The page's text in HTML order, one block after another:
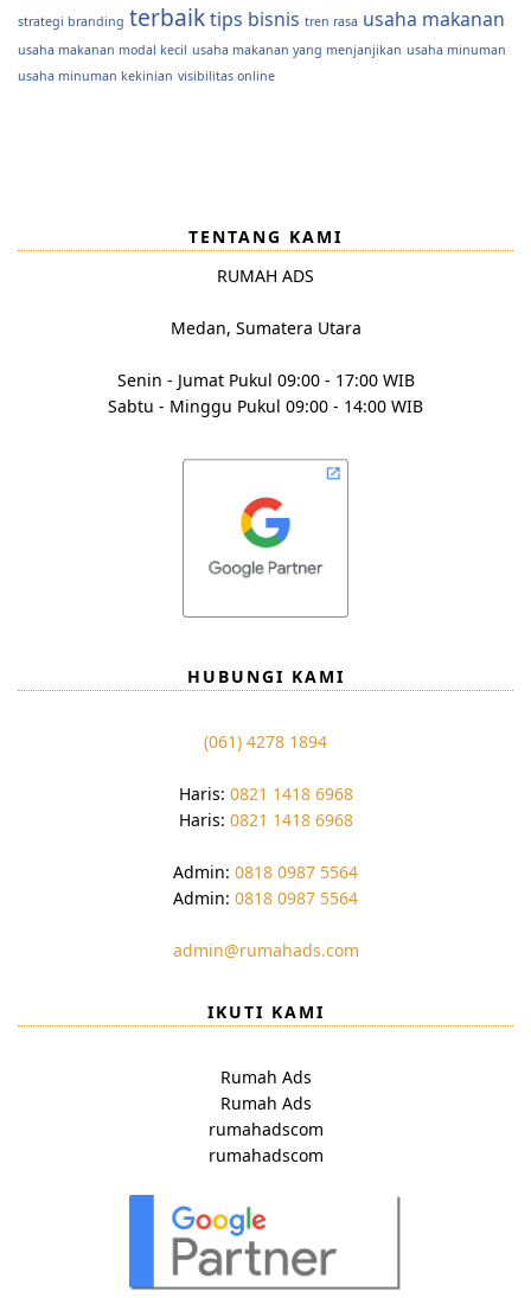
strategi branding terbaiktips bisnis tren rasa usaha makanan
usaha makanan modal kecil usaha makanan yang menjanjikan usaha minuman
usaha minuman kekinian visibilitas online
TENTANG KAMI
RUMAH ADS
Medan, Sumatera Utara
Senin - Jumat Pukul 09:00 - 17:00 WIB
Sabtu - Minggu Pukul 09:00 - 14:00 WIB
HUBUNGI KAMI
(061) 4278 1894
Haris: 0821 1418 6968
Haris: 0821 1418 6968
Admin: 0818 0987 5564
Admin: 0818 0987 5564
admin@rumahads.com
IKUTI KAMI
Rumah Ads
Rumah Ads
rumahadscom
rumahadscom